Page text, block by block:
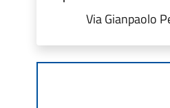
Via Gianpaolo